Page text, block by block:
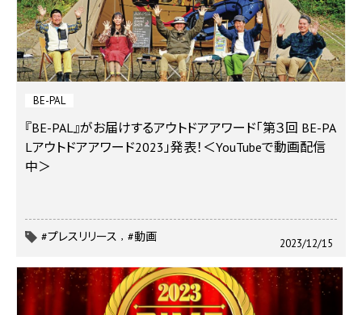
BE-PAL
『BE-PAL』がお届けするアウトドアアワード「第３回 BE-PA
Lアウトドアアワード2023」発表！＜YouTubeで動画配信
中＞
2023/12/15
#プレスリリース #動画